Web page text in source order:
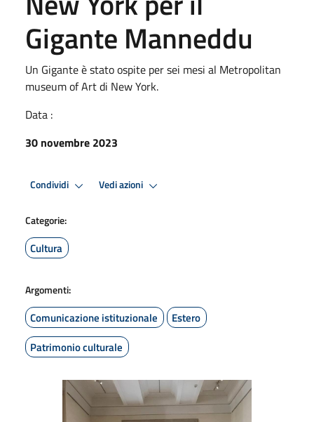
Gigante Manneddu
Un Gigante è stato ospite per sei mesi al Metropolitan
museum of Art di New York.
Data :
30 novembre 2023
Condividi Vedi azioni
Categorie:
Cultura
Argomenti:
Comunicazione istituzionale
Estero
Patrimonio culturale